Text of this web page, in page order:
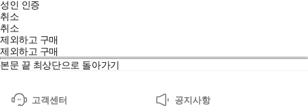
성인 인증
취소
취소
제외하고 구매
제외하고 구매
본문 끝 최상단으로 돌아가기
고객센터 공지사항